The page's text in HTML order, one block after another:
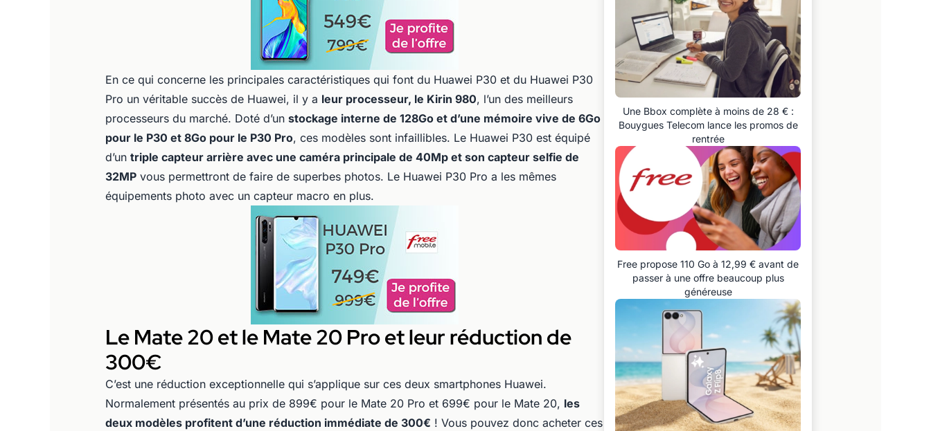
En ce qui concerne les principales caractéristiques qui font du Huawei P30 et du Huawei P30
Pro un véritable succès de Huawei, il y a leur processeur, le Kirin 980, l’un des meilleurs
processeurs du marché. Doté d’un stockage interne de 128Go et d’une mémoire vive de 6Go
pour le P30 et 8Go pour le P30 Pro, ces modèles sont infaillibles. Le Huawei P30 est équipé
d’un triple capteur arrière avec une caméra principale de 40Mp et son capteur selfie de
32MP vous permettront de faire de superbes photos. Le Huawei P30 Pro a les mêmes
équipements photo avec un capteur macro en plus.
Le Mate 20 et le Mate 20 Pro et leur réduction de
300€
C’est une réduction exceptionnelle qui s’applique sur ces deux smartphones Huawei.
Normalement présentés au prix de 899€ pour le Mate 20 Pro et 699€ pour le Mate 20, les
deux modèles profitent d’une réduction immédiate de 300€ ! Vous pouvez donc acheter ces
Une Bbox complète à moins de 28 € :
Bouygues Telecom lance les promos de
rentrée
Free propose 110 Go à 12,99 € avant de
passer à une offre beaucoup plus
généreuse